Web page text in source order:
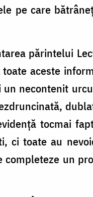
pe care
părintelui
aceste
necontenit
tocmai
ci toate au
un